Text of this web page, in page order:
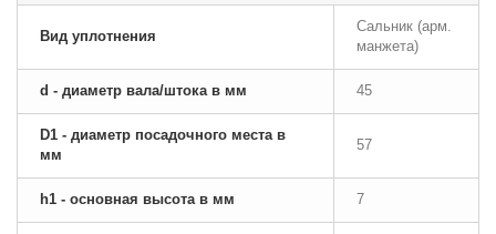
Вид уплотнения
Сальник (арм.
манжета)
d - диаметр вала/штока в мм 45
D1 - диаметр посадочного места в
мм
57
h1 - основная высота в мм 7